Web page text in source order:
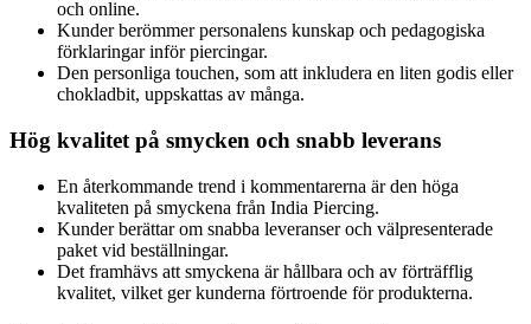
och online.
Kunder berömmer personalens kunskap och pedagogiska
förklaringar inför piercingar.
Den personliga touchen, som att inkludera en liten godis eller
chokladbit, uppskattas av många.
Hög kvalitet på smycken och snabb leverans
En återkommande trend i kommentarerna är den höga
kvaliteten på smyckena från India Piercing.
Kunder berättar om snabba leveranser och välpresenterade
paket vid beställningar.
Det framhävs att smyckena är hållbara och av förträfflig
kvalitet, vilket ger kunderna förtroende för produkterna.